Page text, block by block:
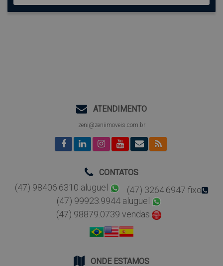
ATENDIMENTO
zeni@zeniimoveis.com.br
CONTATOS
(47) 98406.6310 aluguel
(47) 3264.6947 fixo
(47) 99923.9944 aluguel
(47) 98879.0739 vendas
ONDE ESTAMOS